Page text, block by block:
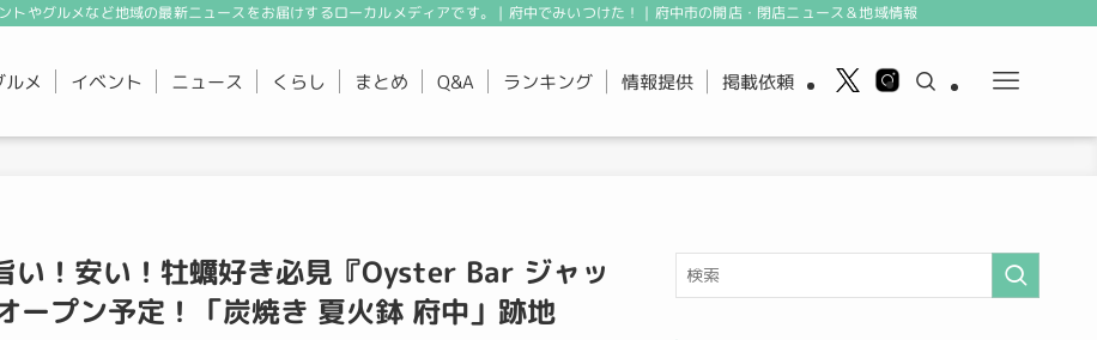
やグルメなど地域の最新ニュースをお届けするローカルメディアです。 | 府中でみいつけた！｜府中市の開店・閉店ニュース＆地域情報
ルメ イベント ニュース くらし まとめ Q&A ランキング 情報提供 掲載依頼
い！安い！牡蠣好き必見『Oyster Bar ジャッ
ープン予定！「炭焼き 夏火鉢 府中」跡地